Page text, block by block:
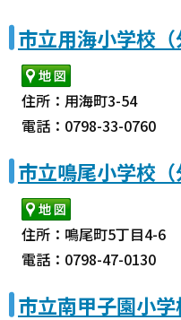
市立用海小学校（
住所：用海町3-54
電話：0798-33-0760
市立鳴尾小学校（
住所：鳴尾町5丁目4-6
電話：0798-47-0130
市立南甲子園小学